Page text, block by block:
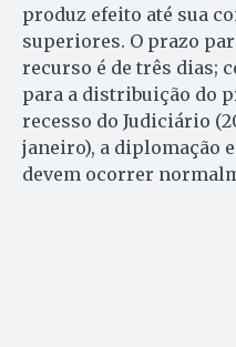
produz efeito até sua
superiores. O prazo
recurso é de três dias;
para a distribuição do
recesso do Judiciário
janeiro), a diplomação
devem ocorrer